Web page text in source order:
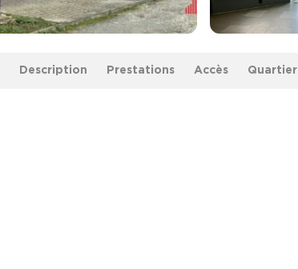
Description Prestations Accès Quartier